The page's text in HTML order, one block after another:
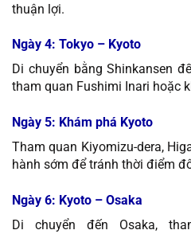
thuận lợi.
Ngày 4: Tokyo – Kyoto
Di chuyển bằng Shinkansen
tham quan Fushimi Inari hoặc
Ngày 5: Khám phá Kyoto
Tham quan Kiyomizu-dera,
hành sớm để tránh thời điểm
Ngày 6: Kyoto – Osaka
Di chuyển đến Osaka,